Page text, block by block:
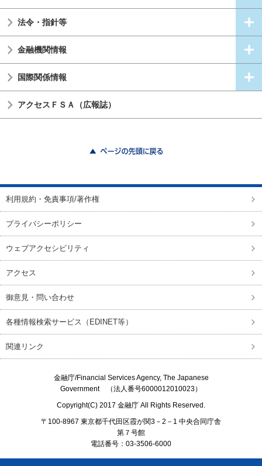
法令・指針等
金融機関情報
国際関係情報
アクセスＦＳＡ（広報誌）
利用規約・免責事項/著作権
プライバシーポリシー
ウェブアクセシビリティ
アクセス
御意見・問い合わせ
各種情報検索サービス（EDINET等）
関連リンク
金融庁/Financial Services Agency, The Japanese
Government（法人番号6000012010023）
Copyright(C) 2017 金融庁 All Rights Reserved.
〒100-8967 東京都千代田区霞が関3－2－1 中央合同庁舎
第７号館
電話番号：03-3506-6000